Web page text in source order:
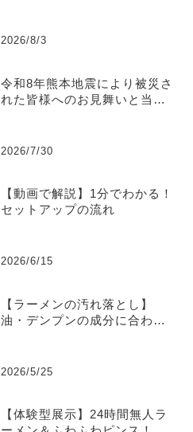
2026/8/3
令和8年熊本地震により被災さ
れた皆様へのお見舞いと当社
2026/7/30
【動画で解説】1分でわかる！
セットアップの流れ
2026/6/15
【ラーメンの汚れ落とし】
油・デンプンの成分に合わせ
2026/5/25
【体験型展示】24時間無人ラ